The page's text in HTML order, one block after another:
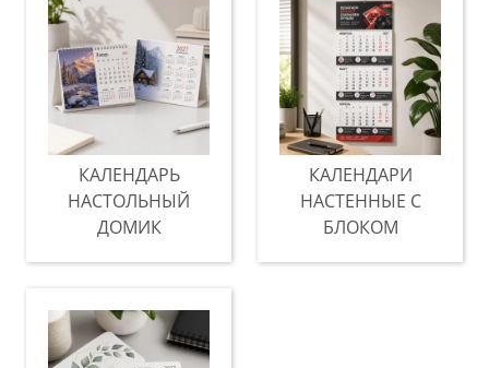
КАЛЕНДАРЬ
НАСТОЛЬНЫЙ
ДОМИК
КАЛЕНДАРИ
НАСТЕННЫЕ С
БЛОКОМ